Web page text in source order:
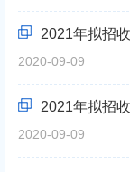
2021年拟招
2020-09-09
2021年拟招
2020-09-09